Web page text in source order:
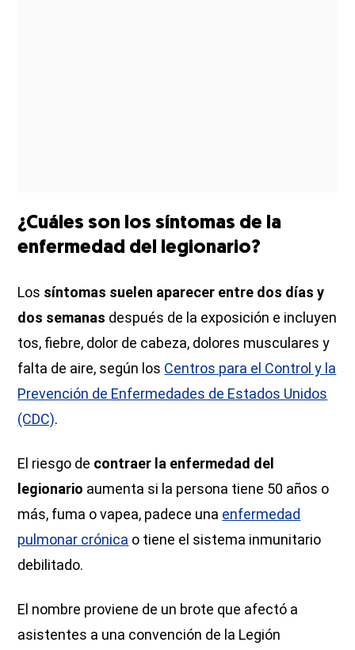
¿Cuáles son los síntomas de la
enfermedad del legionario?
Los síntomas suelen aparecer entre dos días y
dos semanas después de la exposición e incluyen
tos, fiebre, dolor de cabeza, dolores musculares y
falta de aire, según los Centros para el Control y la
Prevención de Enfermedades de Estados Unidos
(CDC).
El riesgo de contraer la enfermedad del
legionario aumenta si la persona tiene 50 años o
más, fuma o vapea, padece una enfermedad
pulmonar crónica o tiene el sistema inmunitario
debilitado.
El nombre proviene de un brote que afectó a
asistentes a una convención de la Legión